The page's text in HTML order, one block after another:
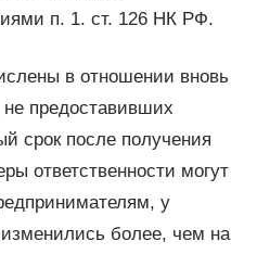
п. 1. ст. 126 НК РФ.
в отношении вновь
предоставивших
срок после получения
ответственности могут
у
более, чем на